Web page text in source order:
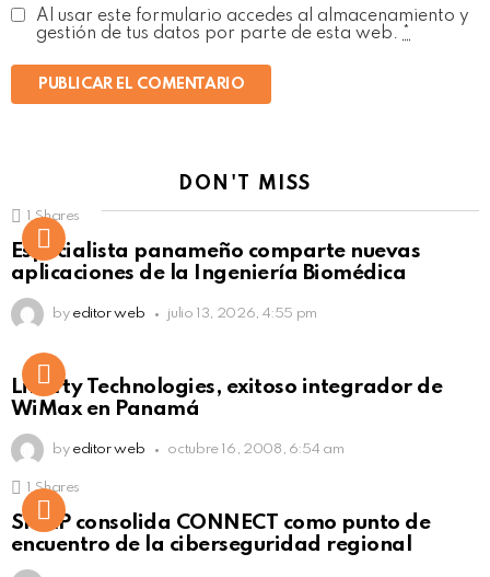
Al usar este formulario accedes al almacenamiento y
gestión de tus datos por parte de esta web.
DON'T MISS
Click to view this post
Shares
Especialista panameño comparte nuevas
aplicaciones de la Ingeniería Biomédica
by editor web julio 13, 2026, 4:55 pm
Liberty Technologies, exitoso integrador de
WiMax en Panamá
by editor web octubre 16, 2008, 6:54 am
Click to view this post
Shares
SISAP consolida CONNECT como punto de
encuentro de la ciberseguridad regional